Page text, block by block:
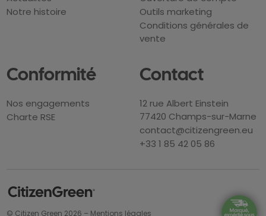
Notre histoire
Outils marketing
Conditions générales de
vente
Conformité
Nos engagements
Charte RSE
Contact
12 rue Albert Einstein
77420 Champs-sur-Marne
contact@citizengreen.eu
+33 1 85 42 05 86
© Citizen Green 2026 – Mentions légales